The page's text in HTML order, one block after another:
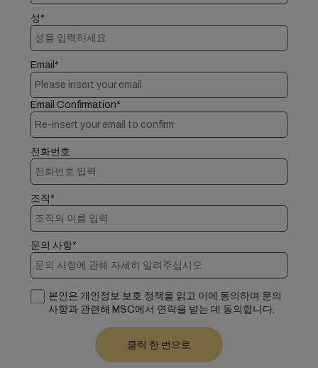
성*
Email*
Email Confirmation*
전화번호
조직*
문의 사항*
본인은 개인정보 보호 정책을 읽고 이에 동의하며 문의
사항과 관련해 MSC에서 연락을 받는 데 동의합니다.